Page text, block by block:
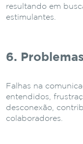
resultando em
estimulantes.
6.
Falhas na
entendidos,
desconexão,
colaboradores.